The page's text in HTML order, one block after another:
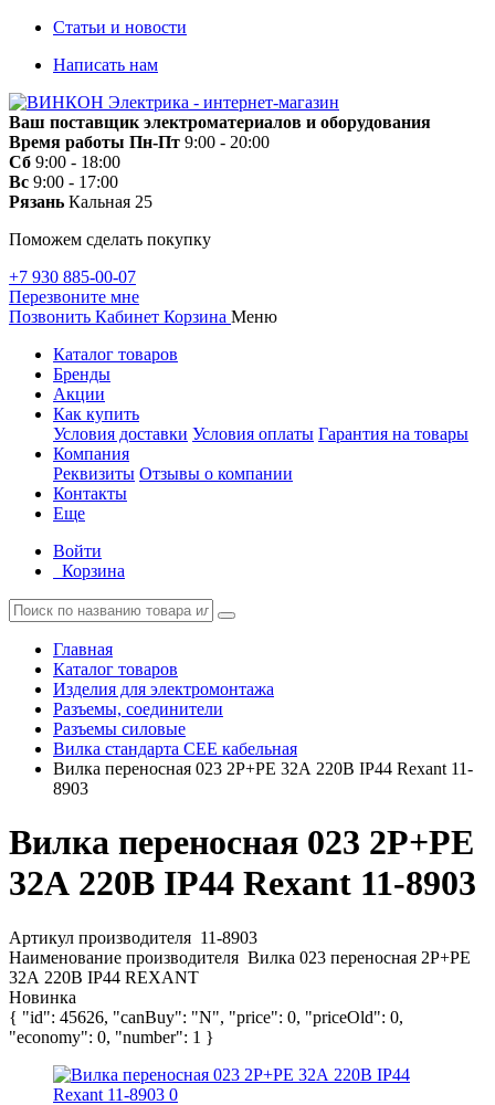
Статьи и новости
Написать нам
Ваш поставщик электроматериалов и оборудования
Время работы Пн-Пт 9:00 - 20:00
Сб 9:00 - 18:00
Вс 9:00 - 17:00
Рязань Кальная 25
Поможем сделать покупку
+7 930 885-00-07
Перезвоните мне
Позвонить Кабинет Корзина Меню
Каталог товаров
Бренды
Акции
Как купить
Условия доставки Условия оплаты Гарантия на товары
Компания
Реквизиты Отзывы о компании
Контакты
Еще
Войти
Корзина
Главная
Каталог товаров
Изделия для электромонтажа
Разъемы, соединители
Разъемы силовые
Вилка стандарта CEE кабельная
Вилка переносная 023 2P+PE 32А 220В IP44 Rexant 11-
8903
Вилка переносная 023 2P+PE
32А 220В IP44 Rexant 11-8903
Артикул производителя 11-8903
Наименование производителя Вилка 023 переносная 2Р+РЕ
32А 220В IP44 REXANT
Новинка
{ "id": 45626, "canBuy": "N", "price": 0, "priceOld": 0,
"economy": 0, "number": 1 }